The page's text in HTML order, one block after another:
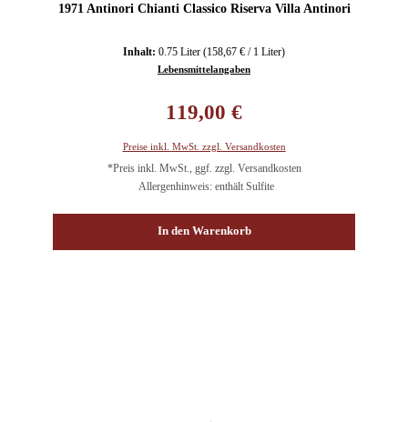
1971 Antinori Chianti Classico Riserva Villa Antinori
Inhalt: 0.75 Liter (158,67 € / 1 Liter)
Lebensmittelangaben
119,00 €
Preise inkl. MwSt. zzgl. Versandkosten
*Preis inkl. MwSt., ggf. zzgl. Versandkosten
Allergenhinweis: enthält Sulfite
In den Warenkorb